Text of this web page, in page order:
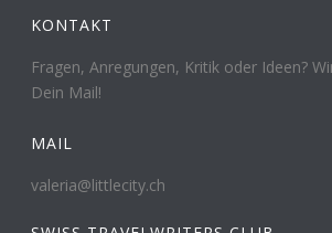
KONTAKT
Fragen, Anregungen, Kritik oder Ideen?
Dein Mail!
MAIL
valeria@littlecity.ch